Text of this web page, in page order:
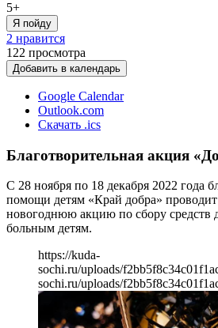
5+
Я пойду
2 нравится
122 просмотра
Добавить в календарь
Google Calendar
Outlook.com
Скачать .ics
Благотворительная акция
С 28 ноября по 18 декабря 2022 года
помощи детям «Край добра»
новогоднюю акцию по сбору средств
больным детям.
https://kuda-
sochi.ru/uploads/
sochi.ru/uploads/